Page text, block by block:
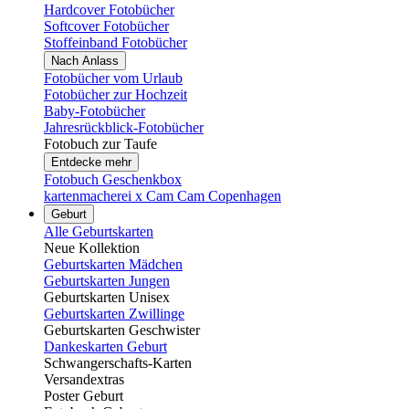
Hardcover Fotobücher
Softcover Fotobücher
Stoffeinband Fotobücher
Nach Anlass
Fotobücher vom Urlaub
Fotobücher zur Hochzeit
Baby-Fotobücher
Jahresrückblick-Fotobücher
Fotobuch zur Taufe
Entdecke mehr
Fotobuch Geschenkbox
kartenmacherei x Cam Cam Copenhagen
Geburt
Alle Geburtskarten
Neue Kollektion
Geburtskarten Mädchen
Geburtskarten Jungen
Geburtskarten Unisex
Geburtskarten Zwillinge
Geburtskarten Geschwister
Dankeskarten Geburt
Schwangerschafts-Karten
Versandextras
Poster Geburt